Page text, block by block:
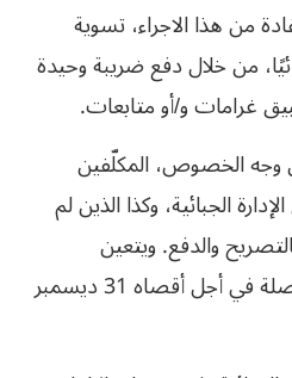
من هذا الاجراء، تسوية
من خلال دفع ضريبة وحيدة
وجه الخصوص، المكلّفين
الجبائية، وكذا الذين لم
والدفع. ويتعين
استكمال الإجراءات ذات الصلة في أجل أقصاه 31 ديسمبر